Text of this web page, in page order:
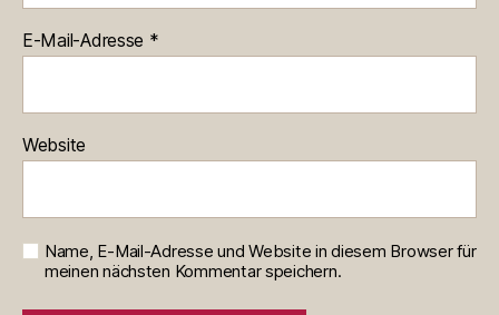
E-Mail-Adresse *
Website
Name, E-Mail-Adresse und Website in diesem Browser für
meinen nächsten Kommentar speichern.